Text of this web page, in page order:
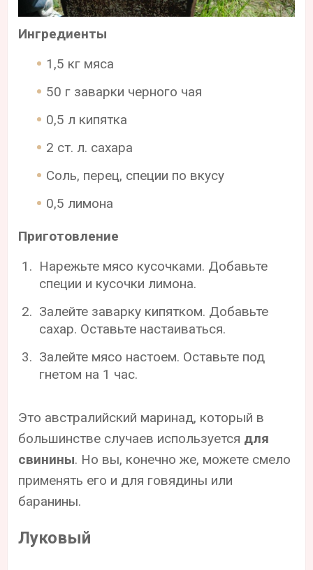
Ингредиенты
1,5 кг мяса
50 г заварки черного чая
0,5 л кипятка
2 ст. л. сахара
Соль, перец, специи по вкусу
0,5 лимона
Приготовление
Нарежьте мясо кусочками. Добавьте
специи и кусочки лимона.
Залейте заварку кипятком. Добавьте
сахар. Оставьте настаиваться.
Залейте мясо настоем. Оставьте под
гнетом на 1 час.
Это австралийский маринад, который в
большинстве случаев используется для
свинины. Но вы, конечно же, можете смело
применять его и для говядины или
баранины.
Луковый